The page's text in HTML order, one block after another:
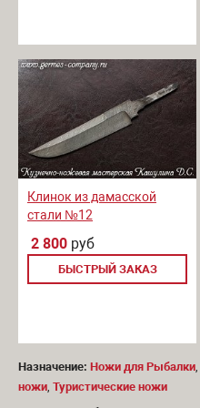
Клинок из дамасской
стали №12
2 800 руб
БЫСТРЫЙ ЗАКАЗ
Назначение: Ножи для Рыбалки
ножи Туристические ножи